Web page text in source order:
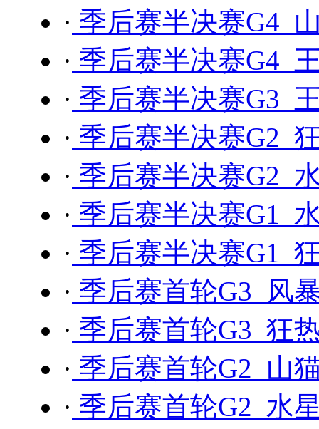
· 季后赛半决赛G4
· 季后赛半决赛G4
· 季后赛半决赛G3
· 季后赛半决赛G2
· 季后赛半决赛G2
· 季后赛半决赛G1
· 季后赛半决赛G1
· 季后赛首轮G3 风
· 季后赛首轮G3 狂
· 季后赛首轮G2 山
· 季后赛首轮G2 水